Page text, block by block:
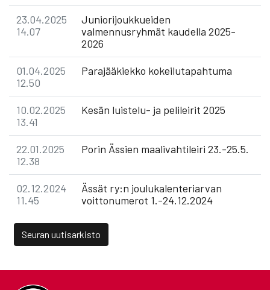
23.04.2025
14.07
Juniorijoukkueiden
valmennusryhmät kaudella 2025-
2026
01.04.2025
12.50
Parajääkiekko kokeilutapahtuma
10.02.2025
13.41
Kesän luistelu- ja pelileirit 2025
22.01.2025
12.38
Porin Ässien maalivahtileiri 23.-25.5.
02.12.2024
11.45
Ässät ry:n joulukalenteriarvan
voittonumerot 1.-24.12.2024
Seuran uutisarkisto